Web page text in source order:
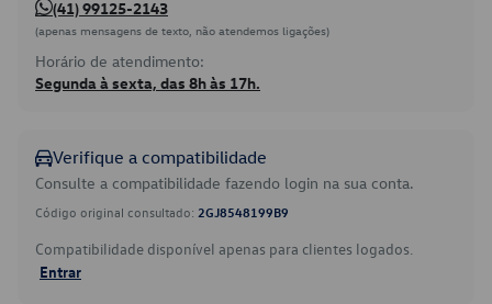
(41) 99125-2143
(apenas mensagens de texto, não atendemos ligações)
Horário de atendimento:
Segunda à sexta, das 8h às 17h.
Verifique a compatibilidade
Consulte a compatibilidade fazendo login na sua conta.
Código original consultado: 2GJ8548199B9
Compatibilidade disponível apenas para clientes logados.
Entrar